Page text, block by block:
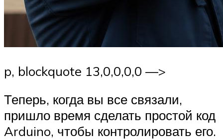
p, blockquote 13,0,0,0,0 —>
Теперь, когда вы все связали,
пришло время сделать простой код
Arduino, чтобы контролировать его.